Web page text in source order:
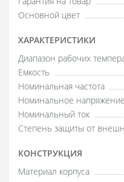
Основной цвет
ХАРАКТЕРИСТИКИ
Диапазон рабочих
Емкость
Номинальная частота
Номинальное
Номинальный ток
Степень защиты от
КОНСТРУКЦИЯ
Материал корпуса